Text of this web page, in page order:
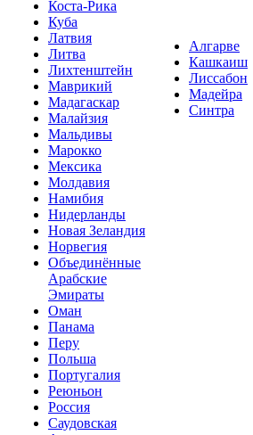
Коста-Рика
Куба
Латвия
Литва
Лихтенштейн
Маврикий
Мадагаскар
Малайзия
Мальдивы
Марокко
Мексика
Молдавия
Намибия
Нидерланды
Новая Зеландия
Норвегия
Объединённые
Арабские
Эмираты
Оман
Панама
Перу
Польша
Португалия
Реюньон
Россия
Саудовская
Алгарве
Кашкаиш
Лиссабон
Мадейра
Синтра